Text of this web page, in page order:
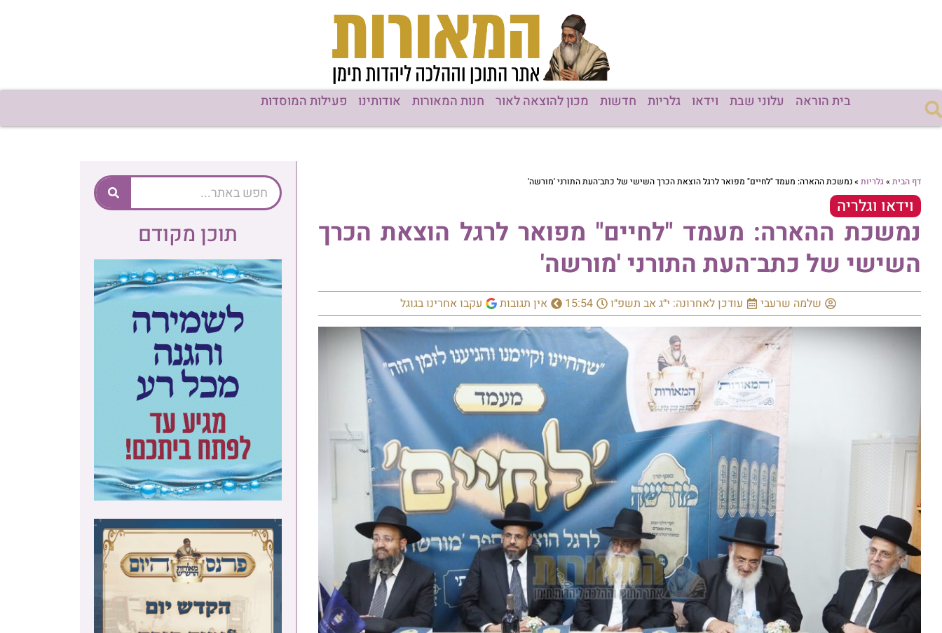
בית הוראה עלוני שבת וידאו גלריות חדשות מכון להוצאה לאור חנות המאורות אודותינו פעילות המוסדות
דף הבית »גלריות »נמשכת ההארה: מעמד "לחיים" מפואר לרגל הוצאת הכרך השישי של כתב־העת התורני 'מורשה'
וידאו וגלריה
נמשכת ההארה: מעמד "לחיים" מפואר לרגל הוצאת הכרך
השישי של כתב־העת התורני 'מורשה'
שלמה שרעבי עודכן לאחרונה: י״ג אב תשפ״ו 15:54 אין תגובות עקבו אחרינו בגוגל
תוכן מקודם